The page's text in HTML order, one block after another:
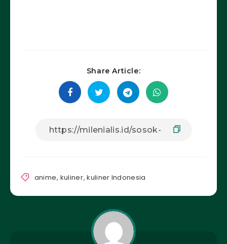
Share Article:
anime, kuliner,kuliner Indonesia